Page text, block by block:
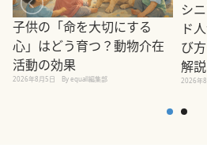
子供の「命を大切にする
心」はどう育つ？動物介在
活動の効果
2026年8月5日 By equall編集部
シ
ド
び
解説
2026年